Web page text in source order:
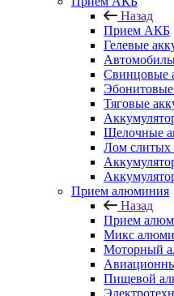
Назад
Прием АКБ
Гелевые
Свинцовые
Тяговые
Щелочные
Лом слитых
Прием алюминия
Назад
Прием
Микс
Моторный
Пищевой